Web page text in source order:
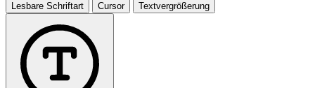
Lesbare Schriftart Cursor Textvergrößerung